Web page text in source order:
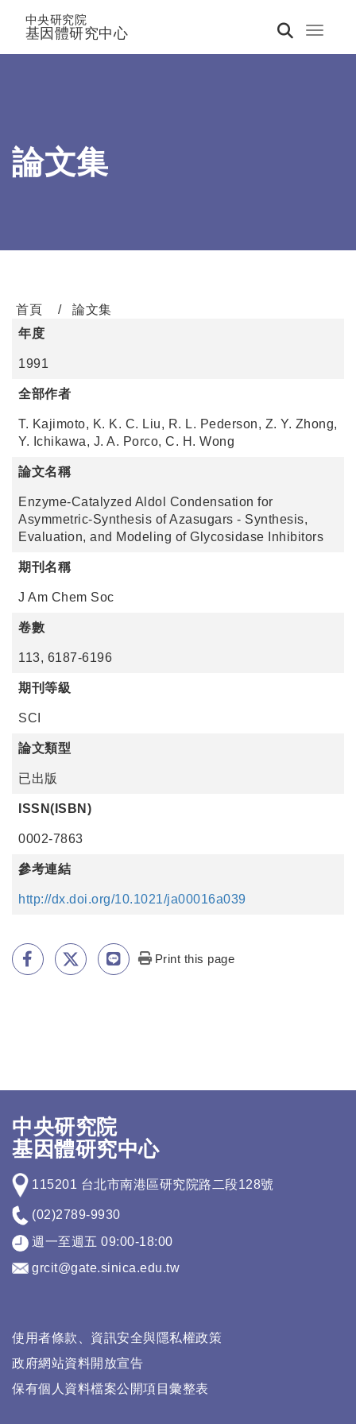
Toggle
中央研究院
基因體研究中心
論文集
首頁
論文集
年度
1991
全部作者
T. Kajimoto, K. K. C. Liu, R. L. Pederson, Z. Y. Zhong,
Y. Ichikawa, J. A. Porco, C. H. Wong
論文名稱
Enzyme-Catalyzed Aldol Condensation for
Asymmetric-Synthesis of Azasugars - Synthesis,
Evaluation, and Modeling of Glycosidase Inhibitors
期刊名稱
J Am Chem Soc
卷數
113, 6187-6196
期刊等級
SCI
論文類型
已出版
ISSN(ISBN)
0002-7863
參考連結
http://dx.doi.org/10.1021/ja00016a039
Print this page
中央研究院
基因體研究中心
115201 台北市南港區研究院路二段128號
(02)2789-9930
週一至週五 09:00-18:00
grcit@gate.sinica.edu.tw
使用者條款、資訊安全與隱私權政策
政府網站資料開放宣告
保有個人資料檔案公開項目彙整表